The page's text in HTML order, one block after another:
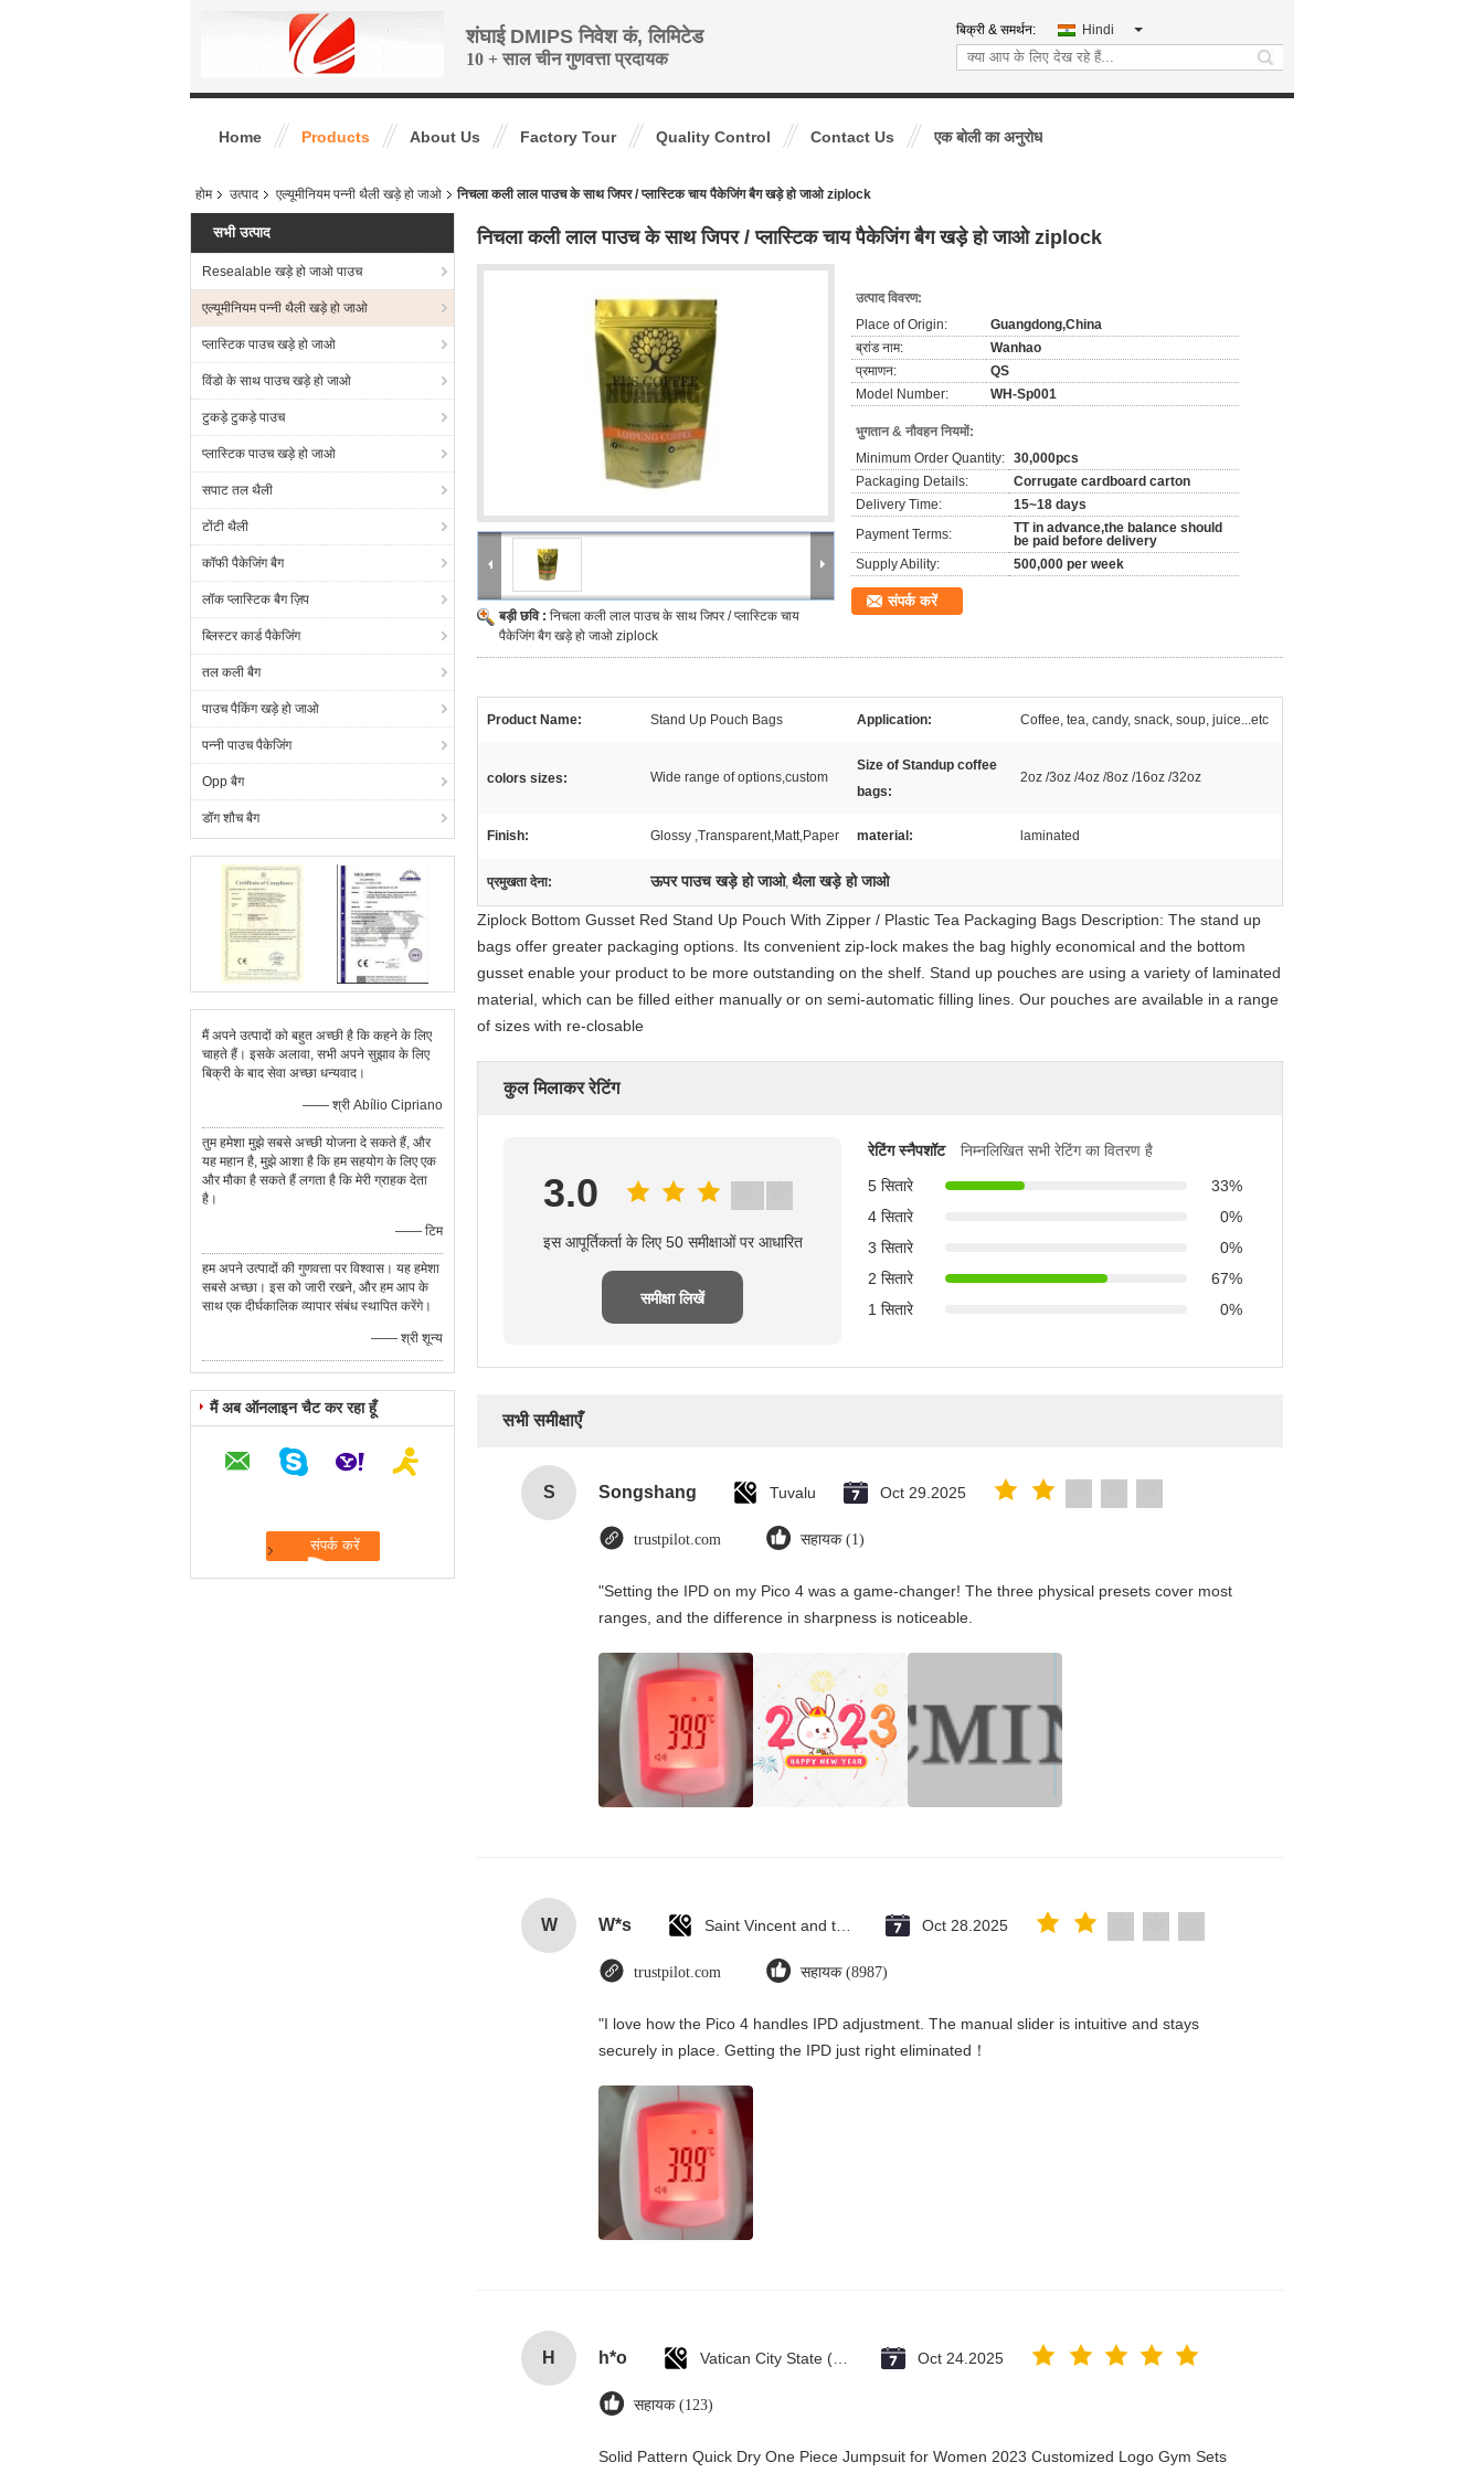
शंघाई DMIPS निवेश कं, लिमिटेड
10 + साल चीन गुणवत्ता प्रदायक
बिक्री & समर्थन: Hindi
search
Home Products About Us Factory Tour Quality Control Contact Us एक बोली का अनुरोध
होम उत्पाद एल्यूमीनियम पन्नी थैली खड़े हो जाओ निचला कली लाल पाउच के साथ जिपर / प्लास्टिक चाय पैकेजिंग बैग खड़े हो जाओ ziplock
सभी उत्पाद
Resealable खड़े हो जाओ पाउच
एल्यूमीनियम पन्नी थैली खड़े हो जाओ
प्लास्टिक पाउच खड़े हो जाओ
विंडो के साथ पाउच खड़े हो जाओ
टुकड़े टुकड़े पाउच
प्लास्टिक पाउच खड़े हो जाओ
सपाट तल थैली
टोंटी थैली
कॉफी पैकेजिंग बैग
लॉक प्लास्टिक बैग ज़िप
ब्लिस्टर कार्ड पैकेजिंग
तल कली बैग
पाउच पैकिंग खड़े हो जाओ
पन्नी पाउच पैकेजिंग
Opp बैग
डॉग शौच बैग
मैं अपने उत्पादों को बहुत अच्छी है कि कहने के लिए
चाहते हैं। इसके अलावा, सभी अपने सुझाव के लिए
बिक्री के बाद सेवा अच्छा धन्यवाद।
—— श्री Abílio Cipriano
तुम हमेशा मुझे सबसे अच्छी योजना दे सकते हैं, और
यह महान है, मुझे आशा है कि हम सहयोग के लिए एक
और मौका है सकते हैं लगता है कि मेरी ग्राहक देता
है।
—— टिम
हम अपने उत्पादों की गुणवत्ता पर विश्वास। यह हमेशा
सबसे अच्छा। इस को जारी रखने, और हम आप के
साथ एक दीर्घकालिक व्यापार संबंध स्थापित करेंगे।
—— श्री शून्य
मैं अब ऑनलाइन चैट कर रहा हूँ
निचला कली लाल पाउच के साथ जिपर / प्लास्टिक चाय पैकेजिंग बैग खड़े हो जाओ ziplock
बड़ी छवि : निचला कली लाल पाउच के साथ जिपर / प्लास्टिक चाय
पैकेजिंग बैग खड़े हो जाओ ziplock
उत्पाद विवरण:
Place of Origin:
Guangdong,China
ब्रांड नाम:
Wanhao
प्रमाणन:
QS
Model Number:
WH-Sp001
भुगतान & नौवहन नियमों:
Minimum Order Quantity: 30,000pcs
Packaging Details:
Corrugate cardboard carton
Delivery Time:
15~18 days
Payment Terms:
TT in advance,the balance should
be paid before delivery
Supply Ability:
500,000 per week
संपर्क करें
Product Name: Stand Up Pouch Bags Application: Coffee, tea, candy, snack, soup, juice...etc
colors sizes: Wide range of options,custom
Size of Standup coffee
bags:
2oz /3oz /4oz /8oz /16oz /32oz
Finish: Glossy ,Transparent,Matt,Paper material: laminated
प्रमुखता देना: ऊपर पाउच खड़े हो जाओ, थैला खड़े हो जाओ
Ziplock Bottom Gusset Red Stand Up Pouch With Zipper / Plastic Tea Packaging Bags Description: The stand up
bags offer greater packaging options. Its convenient zip-lock makes the bag highly economical and the bottom
gusset enable your product to be more outstanding on the shelf. Stand up pouches are using a variety of laminated
material, which can be filled either manually or on semi-automatic filling lines. Our pouches are available in a range
of sizes with re-closable
कुल मिलाकर रेटिंग
3.0
इस आपूर्तिकर्ता के लिए 50 समीक्षाओं पर आधारित
समीक्षा लिखें
रेटिंग स्नैपशॉट
निम्नलिखित सभी रेटिंग का वितरण है
5 सितारे
33%
4 सितारे
0%
3 सितारे
0%
2 सितारे
67%
1 सितारे
0%
सभी समीक्षाएँ
S Songshang Tuvalu Oct 29.2025
trustpilot.com सहायक (1)
"Setting the IPD on my Pico 4 was a game-changer! The three physical presets cover most
ranges, and the difference in sharpness is noticeable.
W W*s Oct 28.2025
trustpilot.com सहायक (8987)
"I love how the Pico 4 handles IPD adjustment. The manual slider is intuitive and stays
securely in place. Getting the IPD just right eliminated！
H h*o Oct 24.2025
सहायक (123)
Solid Pattern Quick Dry One Piece Jumpsuit for Women 2023 Customized Logo Gym Sets